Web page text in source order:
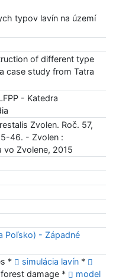
typov lavín na území
of different type
case study from Tatra
- Katedra
Zvolen. Roč. 57,
46. - Zvolen :
vo Zvolene, 2015
Poľsko) - Západné
* simulácia lavín*
damage *
model